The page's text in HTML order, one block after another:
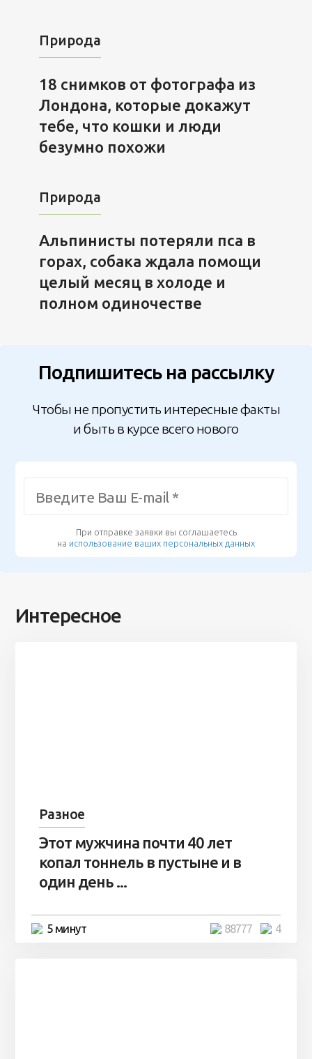
Природа
18 снимков от фотографа из
Лондона, которые докажут
тебе, что кошки и люди
безумно похожи
Природа
Альпинисты потеряли пса в
горах, собака ждала помощи
целый месяц в холоде и
полном одиночестве
Подпишитесь на рассылку
Чтобы не пропустить интересные факты
и быть в курсе всего нового
При отправке заявки вы соглашаетесь
на использование ваших персональных данных
Интересное
Разное
Этот мужчина почти 40 лет
копал тоннель в пустыне и в
один день ...
5 минут 4
88777